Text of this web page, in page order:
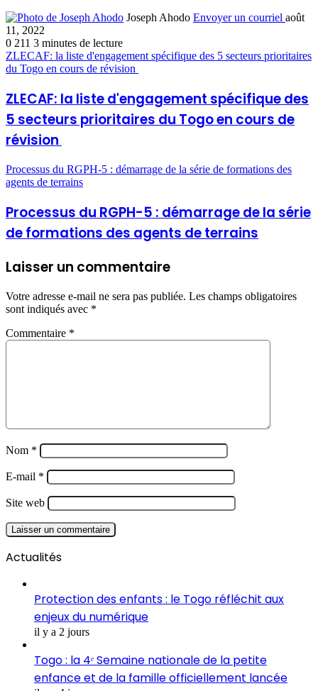
Joseph Ahodo Envoyer un courriel août
11, 2022
0 211 3 minutes de lecture
ZLECAF: la liste d'engagement spécifique des 5 secteurs prioritaires
du Togo en cours de révision
ZLECAF: la liste d'engagement spécifique des
5 secteurs prioritaires du Togo en cours de
révision
Processus du RGPH-5 : démarrage de la série de formations des
agents de terrains
Processus du RGPH-5 : démarrage de la série
de formations des agents de terrains
Laisser un commentaire
Votre adresse e-mail ne sera pas publiée. Les champs obligatoires
sont indiqués avec *
Commentaire *
Nom *
E-mail *
Site web
Actualités
Protection des enfants : le Togo réfléchit aux
enjeux du numérique
il y a 2 jours
Togo : la 4ᵉ Semaine nationale de la petite
enfance et de la famille officiellement lancée